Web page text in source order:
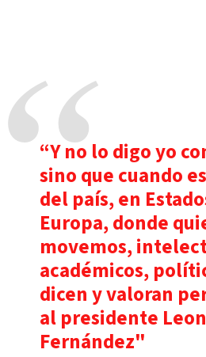
“Y no lo digo yo
sino que cuando
del país, en
Europa, donde
movemos,
académicos,
dicen y valoran
al presidente
Fernández"